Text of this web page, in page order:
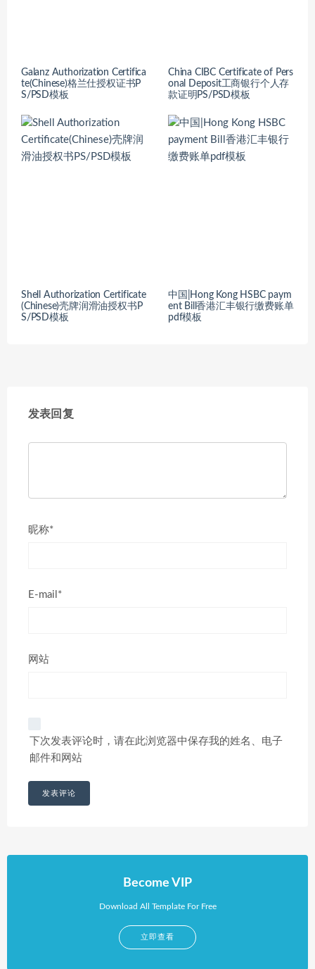
Galanz Authorization Certifica
te(Chinese)格兰仕授权证书P
S/PSD模板
China CIBC Certificate of Pers
onal Deposit工商银行个人存
款证明PS/PSD模板
Shell Authorization Certificate
(Chinese)壳牌润滑油授权书P
S/PSD模板
中国|Hong Kong HSBC paym
ent Bill香港汇丰银行缴费账单
pdf模板
发表回复
昵称*
E-mail*
网站
下次发表评论时，请在此浏览器中保存我的姓名、电子
邮件和网站
Become VIP
Download All Template For Free
立即查看